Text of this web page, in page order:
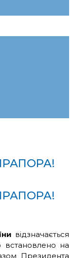
відзначається
на
Президента